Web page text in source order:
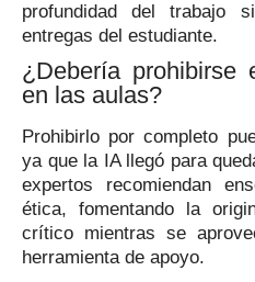
profundidad del trabajo
entregas del estudiante.
¿Debería prohibirse
en las aulas?
Prohibirlo por completo
ya que la IA llegó para
expertos recomiendan
ética, fomentando la
crítico mientras se
herramienta de apoyo.